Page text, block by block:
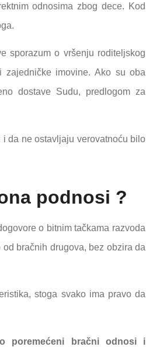
odnosima zbog dece. Kod
sporazum o vršenju roditeljskog
zajedničke imovine. Ako su oba
dostave Sudu, predlogom za
da ne ostavljaju verovatnoću bilo
podnosi ?
o bitnim tačkama razvoda
bračnih drugova, bez obzira da
stoga svako ima pravo da
poremećeni bračni odnosi i